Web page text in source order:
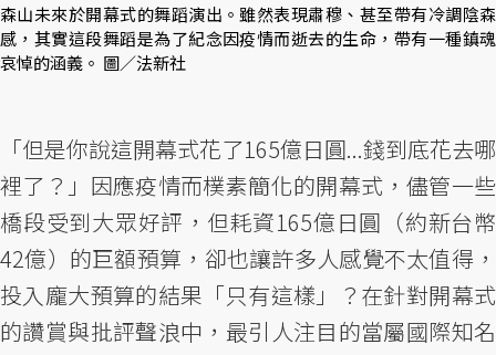
森山未來於開幕式的舞蹈演出。雖然表現肅穆、甚至帶有冷調陰森
感，其實這段舞蹈是為了紀念因疫情而逝去的生命，帶有一種鎮魂
哀悼的涵義。 圖／法新社
「但是你說這開幕式花了165億日圓...錢到底花去哪
裡了？」因應疫情而樸素簡化的開幕式，儘管一些
橋段受到大眾好評，但耗資165億日圓（約新台幣
42億）的巨額預算，卻也讓許多人感覺不太值得，
投入龐大預算的結果「只有這樣」？在針對開幕式
的讚賞與批評聲浪中，最引人注目的當屬國際知名